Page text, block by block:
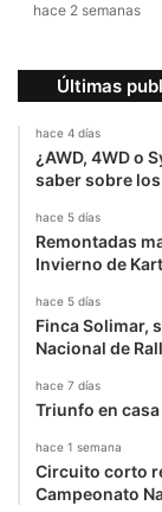
hace 2 semanas
Últimas
hace 4 días
¿AWD, 4WD o
saber sobre
hace 5 días
Remontadas
Invierno de
hace 5 días
Finca Solimar,
Nacional de
hace 7 días
Triunfo en
hace 1 semana
Circuito corto
Campeonato